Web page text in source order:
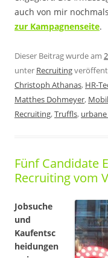
auch von mir
zur Kampagnenseite.
Dieser Beitrag wurde am
unter Recruiting
Christoph Athanas, HR-
Matthes Dohmeyer,
Recruiting,Truffls,
Fünf Candidate
Recruiting vom
Jobsuche
und
Kaufentsc
heidungen